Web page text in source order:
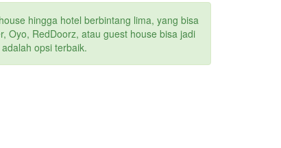
hingga hotel berbintang lima, yang bisa
Oyo, RedDoorz, atau guest house bisa jadi
opsi terbaik.